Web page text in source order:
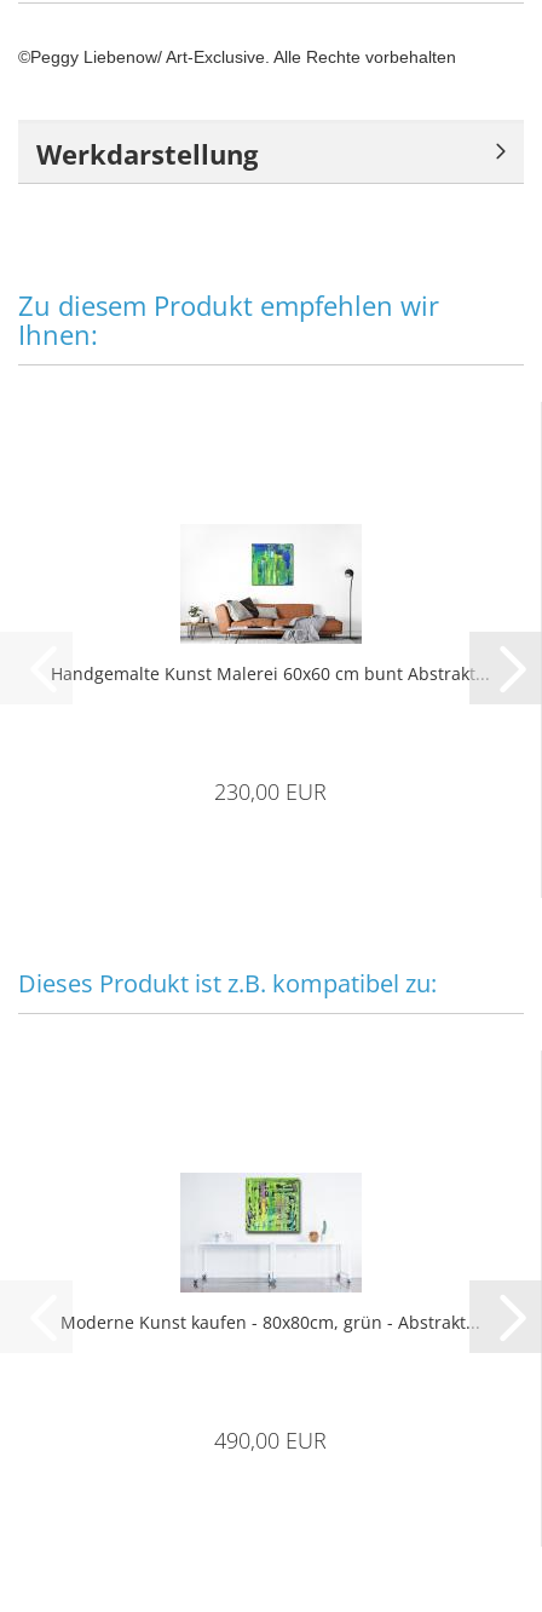
©Peggy Liebenow/ Art-Exclusive. Alle Rechte vorbehalten
Werkdarstellung
Zu diesem Produkt empfehlen wir
Ihnen:
Hand­ge­mal­te Kunst Ma­le­rei 60x60 cm bunt Abs­trakt...
230,00 EUR
Dieses Produkt ist z.B. kompatibel zu:
Mo­der­ne Kunst kau­fen - 80x80cm, grün - Abs­trakt...
490,00 EUR